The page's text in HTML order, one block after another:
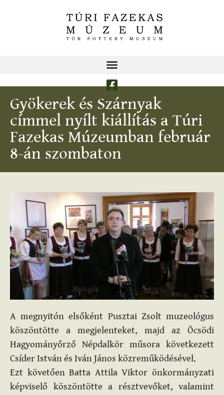
Gyökerek és Szárnyak
címmel nyílt kiállítás a Túri
Fazekas Múzeumban február
8-án szombaton
A megnyitón elsőként Pusztai Zsolt muzeológus
köszöntötte a megjelenteket, majd az Öcsödi
Hagyományőrző Népdalkör műsora következett
Csíder István és Iván János közreműködésével.
Ezt követően Batta Attila Viktor önkormányzati
képviselő köszöntötte a résztvevőket, valamint